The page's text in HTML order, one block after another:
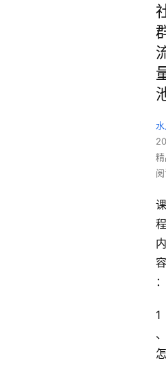
课
程
内
容
：
1
、
怎